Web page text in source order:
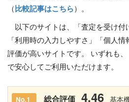
（ 比較記事はこちら ）。
以下のサイトは、「査定を受け付
「利用時の入力しやすさ」「個人
評価が高いサイトです。 いずれも、
で安心してご利用いただけます。